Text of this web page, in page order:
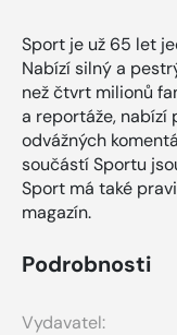
Sport je už 65 let
Nabízí silný a
než čtvrt milionů
a reportáže, nabízí
odvážných
součástí Sportu
Sport má také
magazín.
Podrobnosti
Vydavatel: